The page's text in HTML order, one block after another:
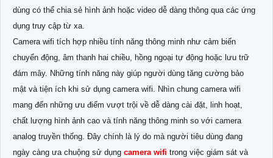
dùng có thể chia sẻ hình ảnh hoặc video dễ dàng thông qua các ứng
dụng truy cập từ xa.
Camera wifi tích hợp nhiều tính năng thông minh như cảm biến
chuyển động, âm thanh hai chiều, hồng ngoại tự động hoặc lưu trữ
đám mây. Những tính năng này giúp người dùng tăng cường bảo
mật và tiện ích khi sử dụng camera wifi. Nhìn chung camera wifi
mang đến những ưu điểm vượt trội về dễ dàng cài đặt, linh hoạt,
chất lượng hình ảnh cao và tính năng thông minh so với camera
analog truyền thống. Đây chính là lý do mà người tiêu dùng đang
ngày càng ưa chuộng sử dụng camera wifi trong việc giám sát và